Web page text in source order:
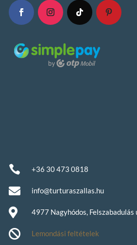
 +36 30 473 0818
 info@turturaszallas.hu
 4977 Nagyhódos, Felszabadulás
 Lemondási feltételek